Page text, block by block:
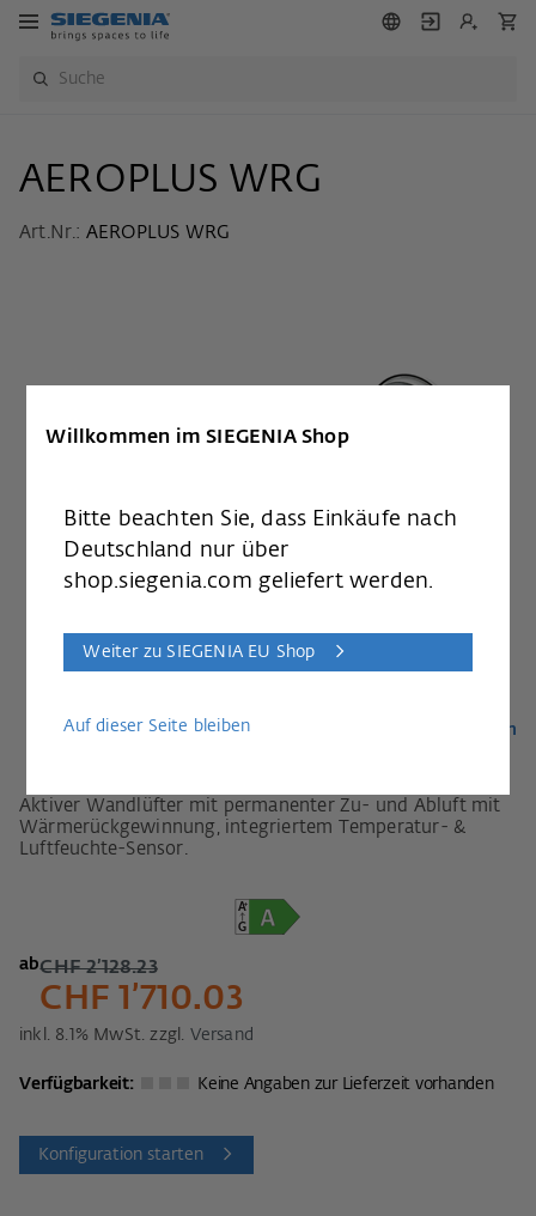
AEROPLUS WRG
Art.Nr.: AEROPLUS WRG
Ansicht anzeigen
Aktiver Wandlüfter mit permanenter Zu- und Abluft mit
Wärmerückgewinnung, integriertem Temperatur- &
Luftfeuchte-Sensor.
abCHF 2’128.23
CHF 1’710.03
inkl. 8.1 % MwSt. zzgl. Versand
Verfügbarkeit: Keine Angaben zur Lieferzeit vorhanden
Konfiguration starten
Willkommen im SIEGENIA Shop
Bitte beachten Sie, dass Einkäufe nach
Deutschland nur über
shop.siegenia.com geliefert werden.
Weiter zu SIEGENIA EU Shop
Auf dieser Seite bleiben